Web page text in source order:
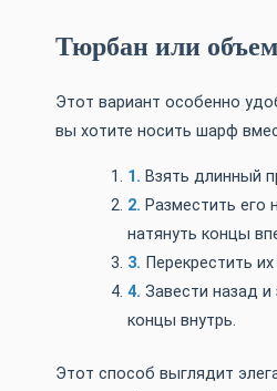
Тюрбан или
Этот вариант особенно
вы хотите носить шарф
Взять длинный
Разместить его
натянуть концы
Перекрестить
Завести назад и
концы внутрь.
Этот способ выглядит